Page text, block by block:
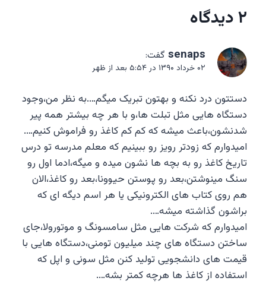
۲ دیدگاه
senaps گفت:
۰۲ خرداد ۱۳۹۰ در ۵:۵۴ بعد از ظهر
دستتون درد نکنه و بهتون تبریک میگم….به نظر من،وجود
دستگاه هایی مثل تبلت ها،و با هر چه بیشتر همه پیر
شدنشون،باعث میشه که کم کم کاغذ رو فراموش کنیم….
امیدوارم که زودتر رویز رو ببینیم که معلم مدرسه تو درس
تاریخ کاغذ رو به بچه ها نشون میده و میگه،ادما اول رو
سنگ مینوشتن،بعد رو پوستن حیوونا،بعد رو کاغذ،الان
هم روی کتاب های الکترونیکی یا هر اسم دیگه ای که
براشون گذاشته میشه….
امیدوارم که شرکت هایی مثل سامسونگ و موتورولا،جای
ساختن دستگاه های چند میلیون تومنی،دستگاه هایی با
قیمت های دانشجویی تولید کنن مثل سونی و اپل که
استفاده از کاغذ ها هرچه کمتر بشه….